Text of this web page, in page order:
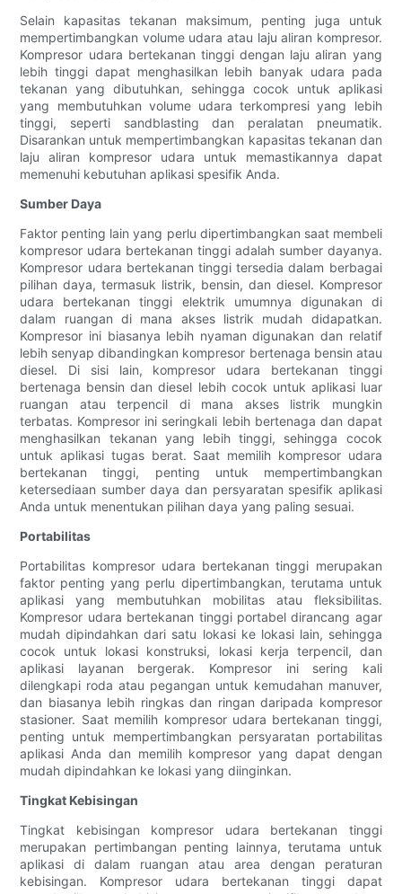
Selain kapasitas tekanan maksimum, penting juga untuk
mempertimbangkan volume udara atau laju aliran kompresor.
Kompresor udara bertekanan tinggi dengan laju aliran yang
lebih tinggi dapat menghasilkan lebih banyak udara pada
tekanan yang dibutuhkan, sehingga cocok untuk aplikasi
yang membutuhkan volume udara terkompresi yang lebih
tinggi, seperti sandblasting dan peralatan pneumatik.
Disarankan untuk mempertimbangkan kapasitas tekanan dan
laju aliran kompresor udara untuk memastikannya dapat
memenuhi kebutuhan aplikasi spesifik Anda.
Sumber Daya
Faktor penting lain yang perlu dipertimbangkan saat membeli
kompresor udara bertekanan tinggi adalah sumber dayanya.
Kompresor udara bertekanan tinggi tersedia dalam berbagai
pilihan daya, termasuk listrik, bensin, dan diesel. Kompresor
udara bertekanan tinggi elektrik umumnya digunakan di
dalam ruangan di mana akses listrik mudah didapatkan.
Kompresor ini biasanya lebih nyaman digunakan dan relatif
lebih senyap dibandingkan kompresor bertenaga bensin atau
diesel. Di sisi lain, kompresor udara bertekanan tinggi
bertenaga bensin dan diesel lebih cocok untuk aplikasi luar
ruangan atau terpencil di mana akses listrik mungkin
terbatas. Kompresor ini seringkali lebih bertenaga dan dapat
menghasilkan tekanan yang lebih tinggi, sehingga cocok
untuk aplikasi tugas berat. Saat memilih kompresor udara
bertekanan tinggi, penting untuk mempertimbangkan
ketersediaan sumber daya dan persyaratan spesifik aplikasi
Anda untuk menentukan pilihan daya yang paling sesuai.
Portabilitas
Portabilitas kompresor udara bertekanan tinggi merupakan
faktor penting yang perlu dipertimbangkan, terutama untuk
aplikasi yang membutuhkan mobilitas atau fleksibilitas.
Kompresor udara bertekanan tinggi portabel dirancang agar
mudah dipindahkan dari satu lokasi ke lokasi lain, sehingga
cocok untuk lokasi konstruksi, lokasi kerja terpencil, dan
aplikasi layanan bergerak. Kompresor ini sering kali
dilengkapi roda atau pegangan untuk kemudahan manuver,
dan biasanya lebih ringkas dan ringan daripada kompresor
stasioner. Saat memilih kompresor udara bertekanan tinggi,
penting untuk mempertimbangkan persyaratan portabilitas
aplikasi Anda dan memilih kompresor yang dapat dengan
mudah dipindahkan ke lokasi yang diinginkan.
Tingkat Kebisingan
Tingkat kebisingan kompresor udara bertekanan tinggi
merupakan pertimbangan penting lainnya, terutama untuk
aplikasi di dalam ruangan atau area dengan peraturan
kebisingan. Kompresor udara bertekanan tinggi dapat